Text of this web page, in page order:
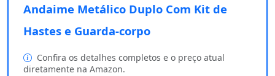
Andaime Metálico Duplo Com Kit de
Hastes e Guarda-corpo
Confira os detalhes completos e o preço atual
diretamente na Amazon.